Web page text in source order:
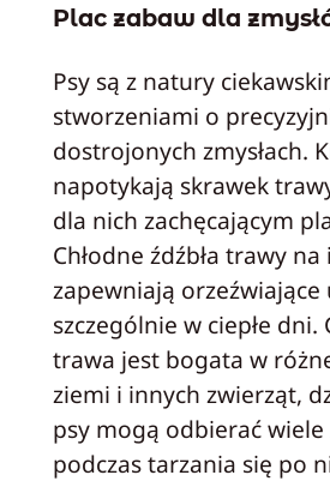
Plac zabaw dla
Psy są z natury
stworzeniami o
dostrojonych zmysłach.
napotykają skrawek
dla nich zachęcającym
Chłodne źdźbła trawy
zapewniają orzeźwiające
szczególnie w ciepłe dni.
trawa jest bogata w
ziemi i innych zwierząt,
psy mogą odbierać
podczas tarzania się po